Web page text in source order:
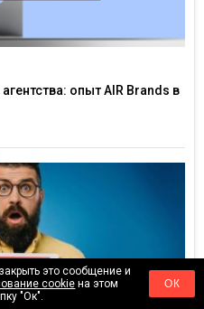
опыт AIR Brands в
это сообщение и
cookie на этом
"Ок".
ОК